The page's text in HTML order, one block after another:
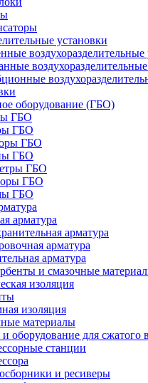
установки
воздухоразделительные
оборудование (ГБО)
ГБО
ГБО
ГБО
ГБО
ГБО
ГБО
ГБО
арматура
арматура
арматура
арматура
и смазочные
изоляция
изоляция
материалы
оборудование для сжатого
станции
и ресиверы